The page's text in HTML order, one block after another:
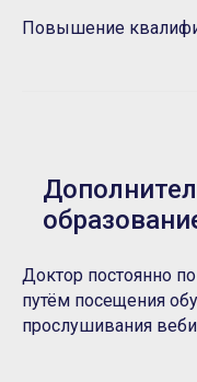
Повышение
Доктор постоянно
путём посещения
прослушивания